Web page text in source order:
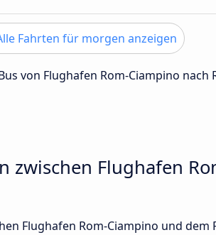
Fahrten für morgen anzeigen
von Flughafen Rom-Ciampino nach
Flughafen
Flughafen Rom-Ciampino und dem